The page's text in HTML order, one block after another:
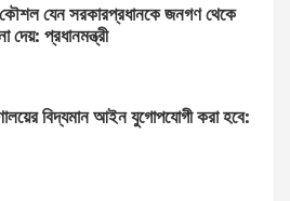
কৌশল যেন সরকারপ্রধানকে জনগণ থেকে
দেয়: প্রধানমন্ত্রী
বিদ্যমান আইন যুগোপযোগী করা হবে: